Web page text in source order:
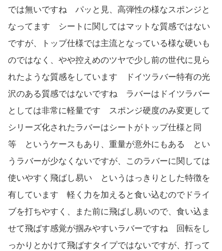
では無いですね パッと見、高弾性の様なスポンジと
なってます シートに関してはマットな質感ではない
ですが、トップ仕様では主流となっている様な硬いも
のではなく、やや控えめのツヤで少し前の世代に見ら
れたような質感をしています ドイツラバー特有の光
沢のある質感ではないですね ラバーはドイツラバー
としては非常に軽量です スポンジ硬度のみ変更して
シリーズ化されたラバーはシートがトップ仕様と同
等 というケースもあり、重量が意外にもある とい
うラバーが少なくないですが、このラバーに関しては
使いやすく飛ばし易い というはっきりとした特徴を
有しています 軽く力を加えると食い込むのでドライ
ブを打ちやすく、また前に飛ばし易いので、食い込ま
せて飛ばす感覚が掴みやすいラバーですね 回転をし
っかりとかけて飛ばすタイプではないですが、打って